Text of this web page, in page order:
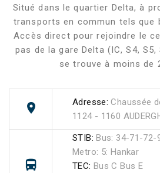
Situé dans le quartier Delta, à
transports en commun tels que
Accès direct pour rejoindre le
pas de la gare Delta (IC, S4,
se trouve à moins de
Adresse: Chaussée
1124 - 1160
STIB: Bus: 34-71-72-
Metro: 5: Hankar
TEC: Bus C Bus E